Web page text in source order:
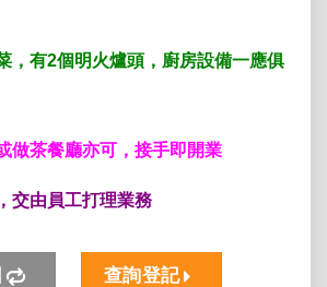
，有2個明火爐頭，廚房設備一應俱
做茶餐廳亦可， 接手即開業
交由員工打理業務
查詢登記